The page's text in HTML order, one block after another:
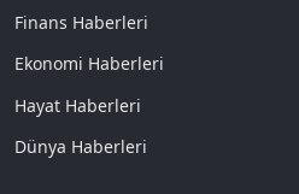
Finans Haberleri
Ekonomi Haberleri
Hayat Haberleri
Dünya Haberleri